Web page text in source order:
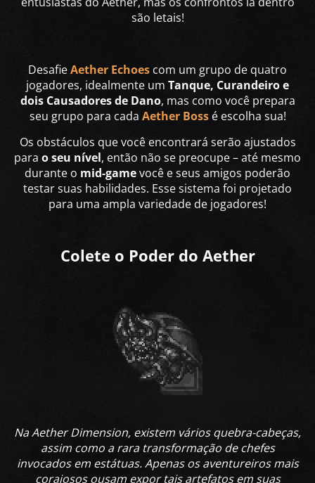
são letais!
DesafieAether Echoes com um grupo de quatro
jogadores, idealmente um Tanque, Curandeiro e
dois Causadores de Dano, mas como você prepara
seu grupo para cada Aether Bossé escolha sua!
Os obstáculos que você encontrará serão ajustados
para o seu nível, então não se preocupe – até mesmo
durante o mid-gamevocê e seus amigos poderão
testar suas habilidades. Esse sistema foi projetado
para uma ampla variedade de jogadores!
Colete o Poder do Aether
Na Aether Dimension, existem vários quebra-cabeças,
assim como a rara transformação de chefes
invocados em estátuas. Apenas os aventureiros mais
corajosos ousam expor tais artefatos em suas